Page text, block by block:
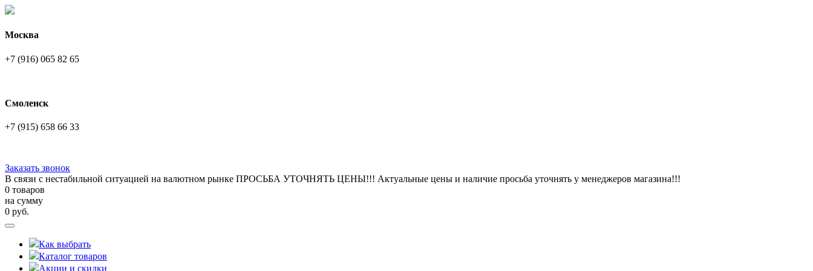
Москва
+7 (916) 065 82 65
Смоленск
+7 (915) 658 66 33
Заказать звонок
В связи с нестабильной ситуацией на валютном рынке ПРОСЬБА УТОЧНЯТЬ ЦЕНЫ!!! Актуальные цены и наличие просьба уточнять у менеджеров магазина!!!
0 товаров
на сумму
0 руб.
Как выбрать
Каталог товаров
Акции и скидки